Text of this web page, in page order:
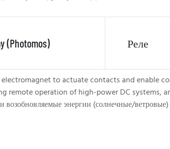
(Photomos) Реле
to actuate contacts and enable
operation of high-power DC systems,
энергии (солнечные/ветровые)